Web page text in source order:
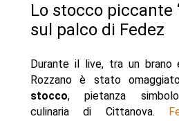
Lo stocco piccante
sul palco di Fedez
Durante il live, tra un brano
Rozzano è stato
stocco, pietanza
culinaria di Cittanova.